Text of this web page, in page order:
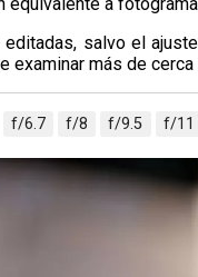
salvo el
examinar más de
f/6.7 f/8 f/9.5 f/11